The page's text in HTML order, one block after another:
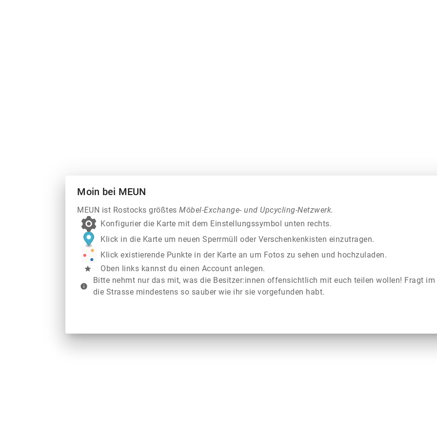
Moin bei MEUN
MEUN ist Rostocks größtesMöbel-Exchange- und Upcycling-Netzwerk.
Konfigurier die Karte mit dem Einstellungssymbol unten rechts.
Klick in die Karte um neuen Sperrmüll oder Verschenkenkisten einzutragen.
Klick existierende Punkte in der Karte an um Fotos zu sehen und hochzuladen.
star Oben links kannst du einen Account anlegen.
info
Bitte nehmt nur das mit, was die Besitzer:innen offensichtlich mit euch teilen wollen! Fragt
die Strasse mindestens so sauber wie ihr sie vorgefunden habt.